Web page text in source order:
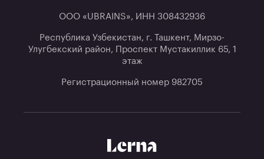
ООО «UBRAINS», ИНН 308432936
Республика Узбекистан, г. Ташкент, Мирзо-
Улугбекский район, Проспект Мустакиллик 65, 1
этаж
Регистрационный номер 982705